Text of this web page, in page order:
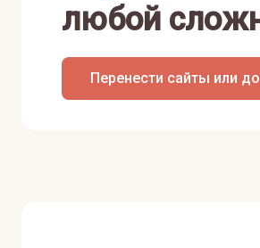
любой
Перенести сайты или